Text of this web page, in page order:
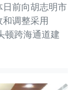
前向胡志明市
调整采用
顿跨海通道建